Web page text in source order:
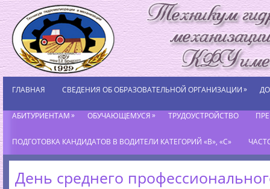
ГЛАВНАЯ СВЕДЕНИЯ ОБ ОБРАЗОВАТЕЛЬНОЙ ОРГАНИЗАЦИИ»
АБИТУРИЕНТАМ» ОБУЧАЮЩЕМУСЯ» ТРУДОУСТРОЙСТВО
ПОДГОТОВКА КАНДИДАТОВ В ВОДИТЕЛИ КАТЕГОРИЙ «В», «С»
День среднего